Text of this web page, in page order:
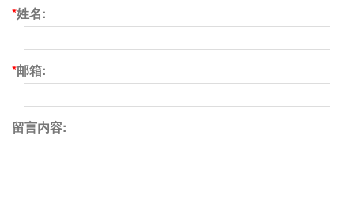
*姓名:
*邮箱:
留言内容: